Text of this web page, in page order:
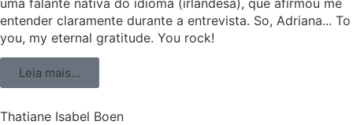
entender claramente durante a entrevista. So, Adriana... To
you, my eternal gratitude. You rock!
Leia mais...
Thatiane Isabel Boen